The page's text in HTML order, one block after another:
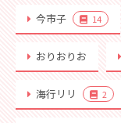
今市子 14
おりおりお
海行リリ 2